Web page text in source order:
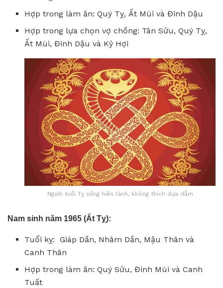
Hợp trong làm ăn: Quý Tỵ, Ất Mùi và Đinh Dậu
Hợp trong lựa chọn vợ chồng: Tân Sửu, Quý Tỵ,
Ất Mùi, Đinh Dậu và Kỷ Hợi
Người tuổi Tỵ sống hiền lành, không thích dựa dẫm
Nam sinh năm 1965 (Ất Tỵ):
Tuổi kỵ: Giáp Dần, Nhâm Dần, Mậu Thân và
Canh Thân
Hợp trong làm ăn: Quý Sửu, Đinh Mùi và Canh
Tuất